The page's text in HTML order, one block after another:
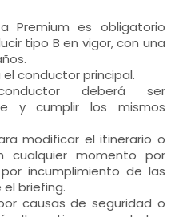
Premium es obligatorio
tipo B en vigor, con una
conductor principal.
deberá ser
y cumplir los mismos
modificar el itinerario o
cualquier momento por
incumplimiento de las
briefing.
causas de seguridad o